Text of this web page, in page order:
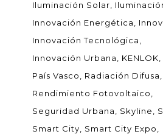
Iluminación Solar
Innovación Energética
Innovación Tecnológica
Innovación Urbana
KENLOK
País Vasco
Radiación Difusa
Rendimiento Fotovoltaico
Seguridad Urbana
Skyline
Smart City
Smart City Expo